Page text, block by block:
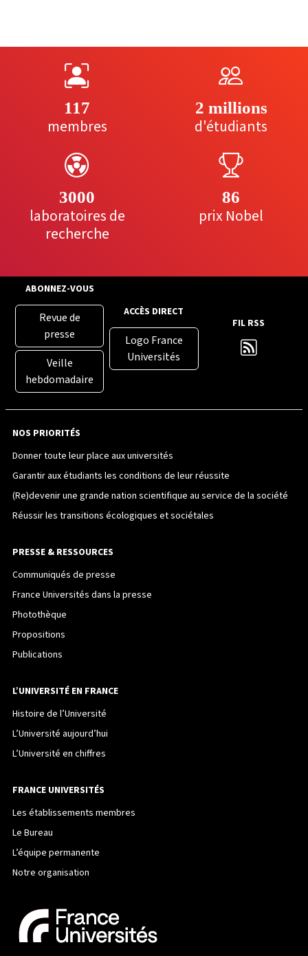
117
membres
2 millions
d'étudiants
3000
laboratoires de
recherche
86
prix Nobel
ABONNEZ-VOUS
Revue de
presse
Veille
hebdomadaire
ACCÈS DIRECT
Logo France
Universités
FIL RSS
NOS PRIORITÉS
Donner toute leur place aux universités
Garantir aux étudiants les conditions de leur réussite
(Re)devenir une grande nation scientifique au service de la société
Réussir les transitions écologiques et sociétales
PRESSE & RESSOURCES
Communiqués de presse
France Universités dans la presse
Photothèque
Propositions
Publications
L’UNIVERSITÉ EN FRANCE
Histoire de l’Université
L’Université aujourd’hui
L’Université en chiffres
FRANCE UNIVERSITÉS
Les établissements membres
Le Bureau
L’équipe permanente
Notre organisation